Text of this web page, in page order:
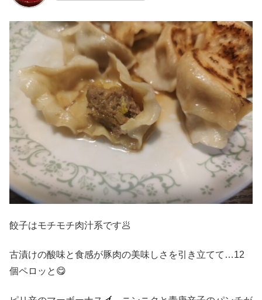
餃子はモチモチ肉汁系です🥟
古漬けの酸味と食感が豚肉の美味しさを引き立てて…12
個ペロッと😋